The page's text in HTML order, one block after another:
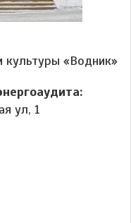
«Водник»
ул, 1